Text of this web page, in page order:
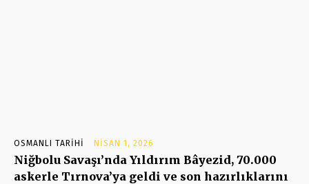
OSMANLI TARIHI NISAN 1, 2026
Niğbolu Savaşı’nda Yıldırım Bâyezid, 70.000
askerle Tırnova’ya geldi ve son hazırlıklarını